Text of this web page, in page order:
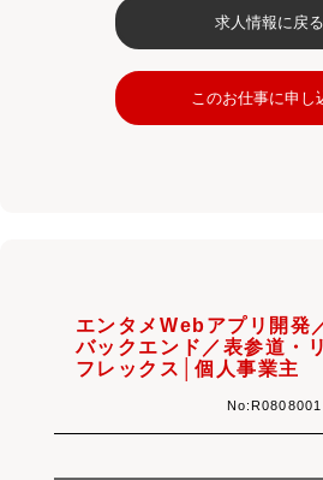
求人情報に戻る
このお仕事に申し
エンタメWebアプリ開
バックエンド／表参道・
フレックス│個人事業主